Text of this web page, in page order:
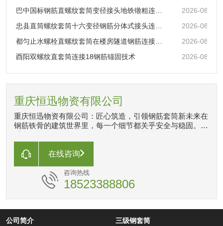
2026-08-02
2026-08-02
2026-08-02
酉阳双螺纹直套筒连接18钢筋锚固技术
2026-08-02
重庆恒迅物资有限公司
重庆恒迅物资有限公司：匠心筑造，引领钢筋套筒新未来在
钢筋铁骨的建筑世界里，每一个细节都关乎安全与稳固。
我们以匠心独运的精神，专注于高品质钢筋套筒的研发与生
产。 每一枚套筒，都承载着我们对品质的执着追求和对安
在线咨询
咨询热线
18523388806
公司简介
三级钢套筒